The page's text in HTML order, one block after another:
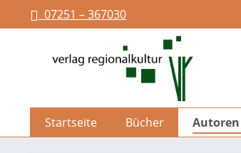
Zur Hauptnavigation springen
07251 – 367030
Startseite Bücher Autoren